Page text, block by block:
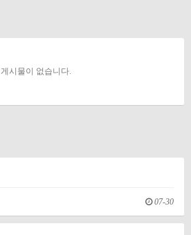
게시물이 없습니다.
07-30